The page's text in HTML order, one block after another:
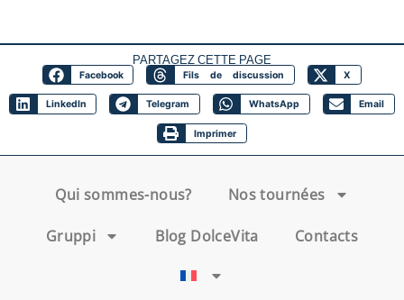
PARTAGEZ CETTE PAGE
Facebook Fils de discussion X
LinkedIn Telegram WhatsApp Email
Imprimer
Qui sommes-nous? Nos tournées
Gruppi Blog DolceVita Contacts